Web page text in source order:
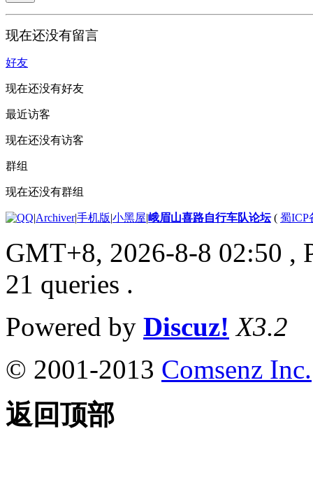
现在还没有留言
好友
现在还没有好友
最近访客
现在还没有访客
群组
现在还没有群组
|Archiver|手机版|小黑屋|峨眉山喜路自行车队论坛( 蜀ICP
GMT+8, 2026-8-8 02:50 ,
21 queries .
Powered by Discuz! X3.2
© 2001-2013 Comsenz Inc.
返回顶部